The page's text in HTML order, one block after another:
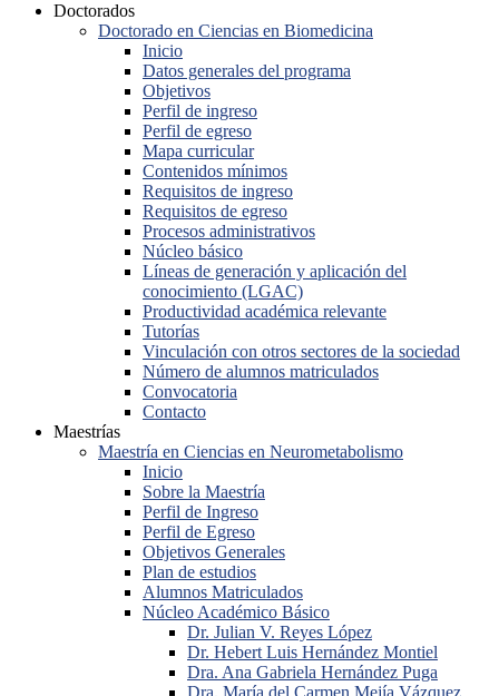
Doctorados
Doctorado en Ciencias en Biomedicina
Inicio
Datos generales del programa
Objetivos
Perfil de ingreso
Perfil de egreso
Mapa curricular
Contenidos mínimos
Requisitos de ingreso
Requisitos de egreso
Procesos administrativos
Núcleo básico
Líneas de generación y aplicación del
conocimiento (LGAC)
Productividad académica relevante
Tutorías
Vinculación con otros sectores de la sociedad
Número de alumnos matriculados
Convocatoria
Contacto
Maestrías
Maestría en Ciencias en Neurometabolismo
Inicio
Sobre la Maestría
Perfil de Ingreso
Perfil de Egreso
Objetivos Generales
Plan de estudios
Alumnos Matriculados
Núcleo Académico Básico
Dr. Julian V. Reyes López
Dr. Hebert Luis Hernández Montiel
Dra. Ana Gabriela Hernández Puga
Dra. María del Carmen Mejía Vázquez